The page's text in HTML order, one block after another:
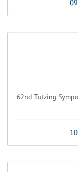
62nd Tutzing